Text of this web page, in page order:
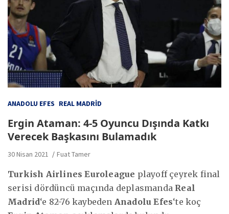
ANADOLU EFES REAL MADRID
Ergin Ataman: 4-5 Oyuncu Dışında Katkı
Verecek Başkasını Bulamadık
30 Nisan 2021 Fuat Tamer
Turkish Airlines Euroleague playoff çeyrek final
serisi dördüncü maçında deplasmanda Real
Madrid‘e 82-76 kaybeden Anadolu Efes‘te koç